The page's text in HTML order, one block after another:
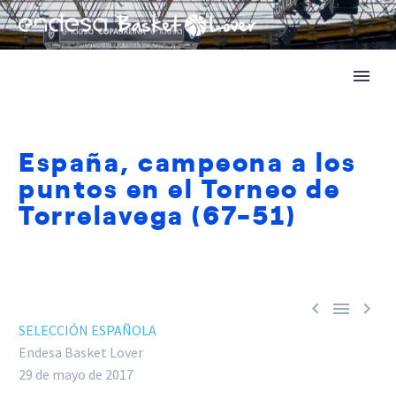
España, campeona a los
puntos en el Torneo de
Torrelavega (67-51)
  
SELECCIÓN ESPAÑOLA
Endesa Basket Lover
29 de mayo de 2017